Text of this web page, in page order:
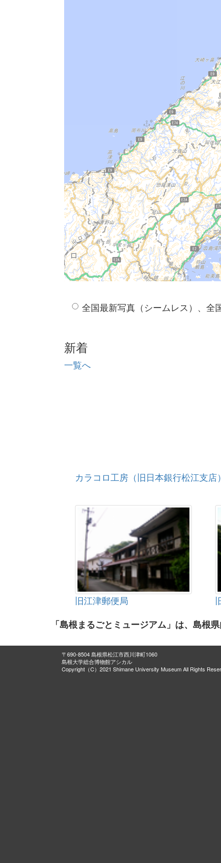
全国最新写真（シームレス）、全
新着
一覧へ
カラコロ工房（旧日本銀行松江支店
旧江津郵便局
「島根まるごとミュージアム」は、島根
〒690-8504 島根県松江市西川津町1060
島根大学総合博物館アシカル
Copyright（C）2021 Shimane University Museum All Rights